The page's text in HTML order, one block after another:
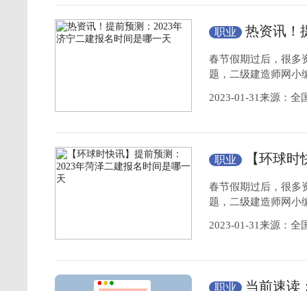
职业
热资讯！
是哪一天
春节假期过后，很多
题，二级建造师网小
2023-01-31来源：全
职业
【环球
名时间是哪一天
春节假期过后，很多
题，二级建造师网小
2023-01-31来源：全
职业
当前速读